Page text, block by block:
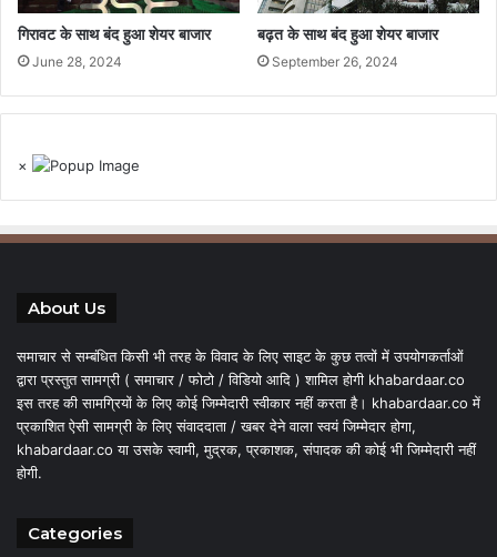
गिरावट के साथ बंद हुआ शेयर बाजार
June 28, 2024
बढ़त के साथ बंद हुआ शेयर बाजार
September 26, 2024
×
About Us
समाचार से सम्बंधित किसी भी तरह के विवाद के लिए साइट के कुछ तत्वों में उपयोगकर्ताओं
द्वारा प्रस्तुत सामग्री ( समाचार / फोटो / विडियो आदि ) शामिल होगी khabardaar.co
इस तरह की सामग्रियों के लिए कोई जिम्मेदारी स्वीकार नहीं करता है। khabardaar.co में
प्रकाशित ऐसी सामग्री के लिए संवाददाता / खबर देने वाला स्वयं जिम्मेदार होगा,
khabardaar.co या उसके स्वामी, मुद्रक, प्रकाशक, संपादक की कोई भी जिम्मेदारी नहीं
होगी.
Categories